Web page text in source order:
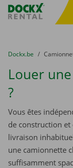
sitename
You are here:
du
Dockx.be to
Louer
?
Vous êtes
de construction
livraison
une camionnette
suffisamment